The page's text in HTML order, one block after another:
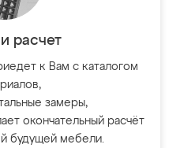
расчет
к Вам с каталогом
замеры,
окончательный расчёт
будущей мебели.